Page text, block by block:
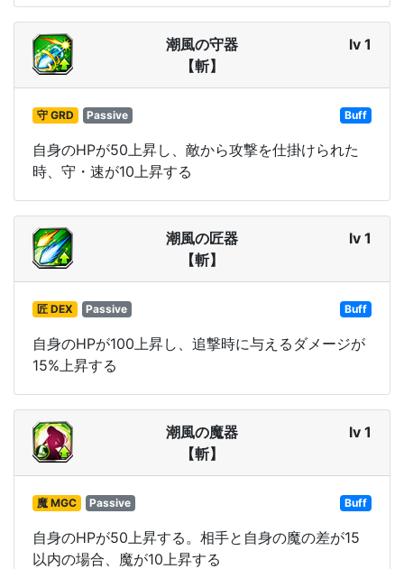
潮風の守器
【斬】
lv 1
守 GRD Passive Buff
自身のHPが50上昇し、敵から攻撃を仕掛けられた
時、守・速が10上昇する
潮風の匠器
【斬】
lv 1
匠 DEX Passive Buff
自身のHPが100上昇し、追撃時に与えるダメージが
15%上昇する
潮風の魔器
【斬】
lv 1
魔 MGC Passive Buff
自身のHPが50上昇する。相手と自身の魔の差が15
以内の場合、魔が10上昇する